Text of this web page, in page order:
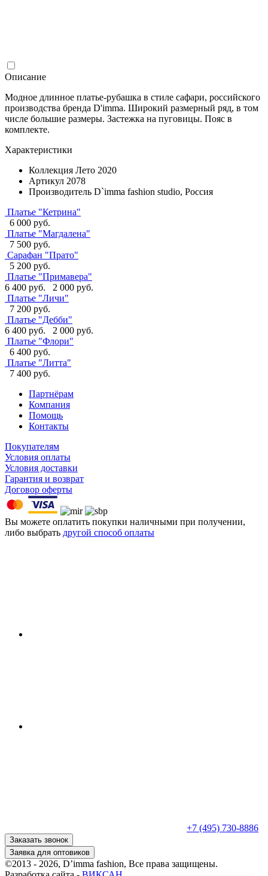
Описание
Модное длинное платье-рубашка в стиле сафари, российского
производства бренда D'imma. Широкий размерный ряд, в том
числе большие размеры. Застежка на пуговицы. Пояс в
комплекте.
Характеристики
Коллекция Лето 2020
Артикул 2078
Производитель D`imma fashion studio, Россия
Платье "Кетрина"
6 000 руб.
Платье "Магдалена"
7 500 руб.
Сарафан "Прато"
5 200 руб.
Платье "Примавера"
6 400 руб.
2 000 руб.
Платье "Личи"
7 200 руб.
Платье "Дебби"
6 400 руб.
2 000 руб.
Платье "Флори"
6 400 руб.
Платье "Литта"
7 400 руб.
Партнёрам
Компания
Помощь
Контакты
Покупателям
Условия оплаты
Условия доставки
Гарантия и возврат
Договор оферты
Вы можете оплатить покупки наличными при получении,
либо выбрать другой способ оплаты
+7 (495) 730-8886
Заказать звонок
Заявка для оптовиков
©2013 - 2026, D’imma fashion, Все права защищены.